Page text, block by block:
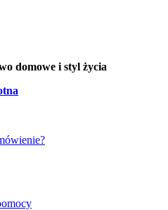
domowe i styl życia